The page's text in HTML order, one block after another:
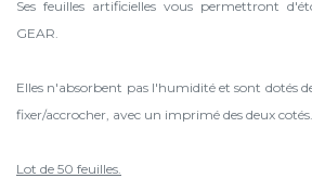
Ses feuilles artificielles vous permettront
GEAR.
Elles n'absorbent pas l'humidité et sont dotés
fixer/accrocher, avec un imprimé des deux cotés.
Lot de 50 feuilles.